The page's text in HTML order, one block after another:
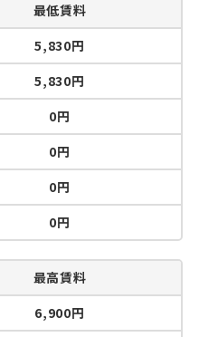
最低賃料
5,830円
5,830円
0円
0円
0円
0円
最高賃料
6,900円